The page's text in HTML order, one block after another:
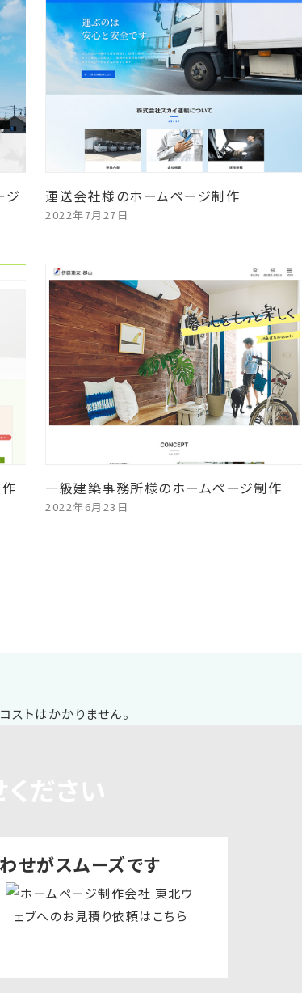
ジ
運送会社様のホームページ制作
2022年7月27日
一級建築事務所様のホームページ制作
2022年6月23日
せがスムーズです